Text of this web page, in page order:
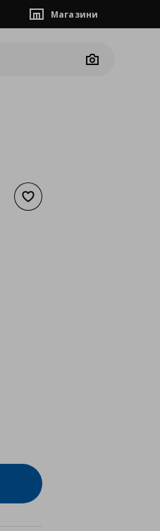
Магазини
Camera
Добави към списъка с